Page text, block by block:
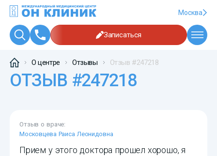
Москва
Записаться
О центре Отзывы Отзыв #247218
ОТЗЫВ #247218
Отзыв о враче:
Московцева Раиса Леонидовна
Прием у этого доктора прошел хорошо, я